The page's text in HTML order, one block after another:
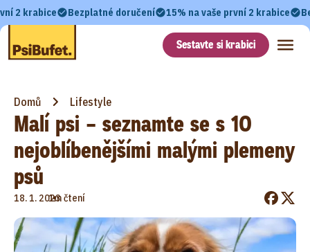
2 krabice Bezplatné doručení 15% na vaše první 2 krabice
Sestavte si krabici
Domů Lifestyle
Malí psi – seznamte se s 10
nejoblíbenějšími malými plemeny
psů
18. 1. 2023
•
1m čtení